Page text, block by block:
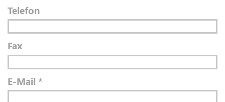
Telefon
Fax
E-Mail *